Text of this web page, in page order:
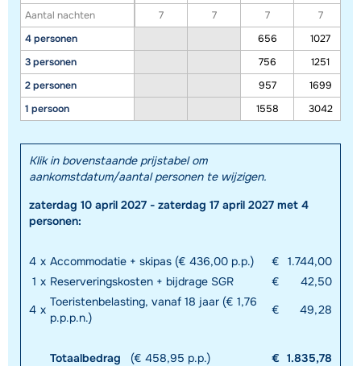
Toon alle accommodaties in dit gebied
exacte locatie kan enigszins afwijken.
Aantal nachten
4 personen
3 personen
2 personen
1 persoon
7
7 7
7
656
1027
756
1251
957
1699
1558
3042
Klik in bovenstaande prijstabel om
aankomstdatum/aantal personen te wijzigen.
zaterdag 10 april 2027 - zaterdag 17 april 2027 met 4
personen:
4 x Accommodatie + skipas (€ 436,00 p.p.) €
1.744,00
1 x Reserveringskosten + bijdrage SGR €
42,50
4 x
Toeristenbelasting, vanaf 18 jaar (€ 1,76
p.p.p.n.)
€ 49,28
Totaalbedrag (€ 458,95 p.p.) € 1.835,78